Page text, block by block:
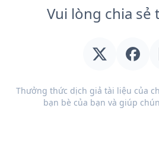
Vui lòng chia sẻ
Thưởng thức dịch giả tài liệu của
bạn bè của bạn và giúp